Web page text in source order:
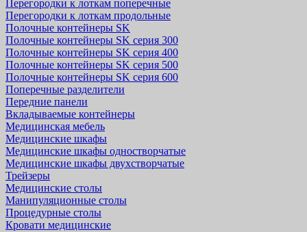
Перегородки к лоткам поперечные
Перегородки к лоткам продольные
Полочные контейнеры SK
Полочные контейнеры SK серия 300
Полочные контейнеры SK серия 400
Полочные контейнеры SK серия 500
Полочные контейнеры SK серия 600
Поперечные разделители
Передние панели
Вкладываемые контейнеры
Медицинская мебель
Медицинские шкафы
Медицинские шкафы одностворчатые
Медицинские шкафы двухстворчатые
Трейзеры
Медицинские столы
Манипуляционные столы
Процедурные столы
Кровати медицинские